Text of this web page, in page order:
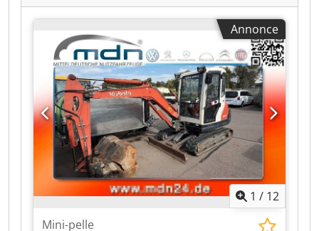
Annonce
1 / 12
Mini-pelle